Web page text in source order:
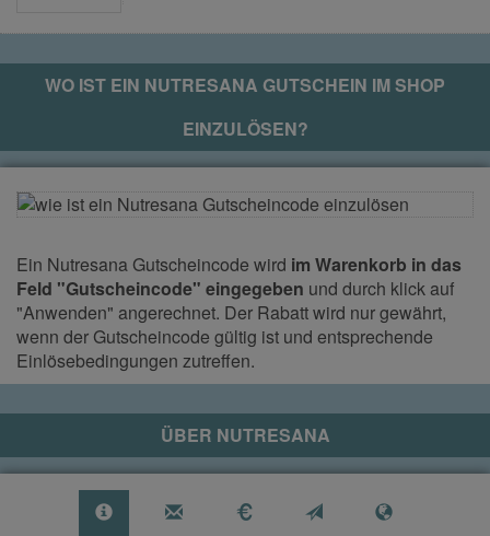
WO IST EIN NUTRESANA GUTSCHEIN IM SHOP
EINZULÖSEN?
Ein Nutresana Gutscheincode wird im Warenkorb in das
Feld "Gutscheincode" eingegeben und durch klick auf
"Anwenden" angerechnet. Der Rabatt wird nur gewährt,
wenn der Gutscheincode gültig ist und entsprechende
Einlösebedingungen zutreffen.
ÜBER NUTRESANA